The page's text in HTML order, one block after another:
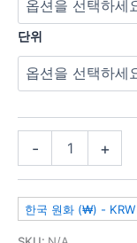
단위
- +
한국 원화 (₩) - KRW